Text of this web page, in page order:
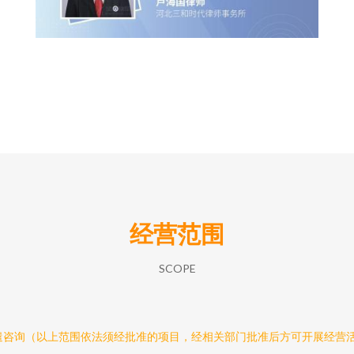
经营范围
SCOPE
咨询（以上范围依法须经批准的项目，经相关部门批准后方可开展经营